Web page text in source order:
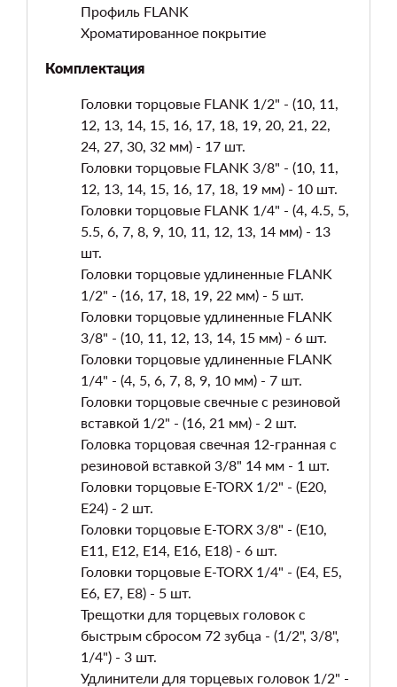
Профиль FLANK
Хроматированное покрытие
Комплектация
Головки торцовые FLANK 1/2" - (10, 11,
12, 13, 14, 15, 16, 17, 18, 19, 20, 21, 22,
24, 27, 30, 32 мм) - 17 шт.
Головки торцовые FLANK 3/8" - (10, 11,
12, 13, 14, 15, 16, 17, 18, 19 мм) - 10 шт.
Головки торцовые FLANK 1/4" - (4, 4.5, 5,
5.5, 6, 7, 8, 9, 10, 11, 12, 13, 14 мм) - 13
шт.
Головки торцовые удлиненные FLANK
1/2" - (16, 17, 18, 19, 22 мм) - 5 шт.
Головки торцовые удлиненные FLANK
3/8" - (10, 11, 12, 13, 14, 15 мм) - 6 шт.
Головки торцовые удлиненные FLANK
1/4" - (4, 5, 6, 7, 8, 9, 10 мм) - 7 шт.
Головки торцовые свечные с резиновой
вставкой 1/2" - (16, 21 мм) - 2 шт.
Головка торцовая свечная 12-гранная с
резиновой вставкой 3/8" 14 мм - 1 шт.
Головки торцовые E-TORX 1/2" - (Е20,
Е24) - 2 шт.
Головки торцовые E-TORX 3/8" - (Е10,
Е11, Е12, Е14, Е16, Е18) - 6 шт.
Головки торцовые E-TORX 1/4" - (Е4, Е5,
Е6, Е7, Е8) - 5 шт.
Трещотки для торцевых головок с
быстрым сбросом 72 зубца - (1/2", 3/8",
1/4") - 3 шт.
Удлинители для торцевых головок 1/2" -